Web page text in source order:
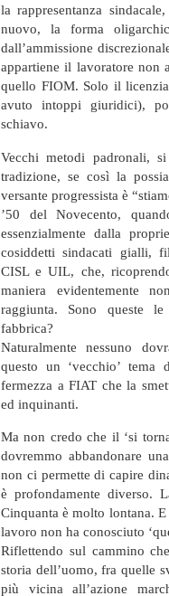
la rappresentanza
nuovo, la forma
dall’ammissione
appartiene il lavoratore
quello FIOM. Solo il
avuto intoppi giuridici),
schiavo.
Vecchi metodi padronali,
tradizione, se così la
versante progressista è
’50 del Novecento,
essenzialmente dalla
cosiddetti sindacati gialli,
CISL e UIL, che,
maniera evidentemente
raggiunta. Sono queste
fabbrica?
Naturalmente nessuno
questo un ‘vecchio’ tema
fermezza a FIAT che la
ed inquinanti.
Ma non credo che il ‘si
dovremmo abbandonare
non ci permette di capire
è profondamente diverso.
Cinquanta è molto lontana.
lavoro non ha conosciuto
Riflettendo sul cammino
storia dell’uomo, fra quelle
più vicina all’azione